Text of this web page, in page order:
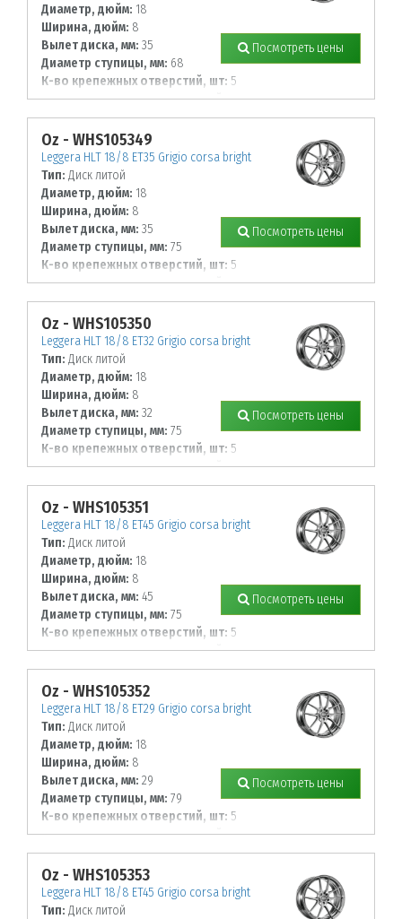
Диаметр, дюйм: 18
Ширина, дюйм: 8
Вылет диска, мм: 35
Диаметр ступицы, мм: 68
К-во крепежных отверстий, шт: 5
Диаметр располож. отверстий, мм:
100
Посмотреть цены
Oz - WHS105349
Leggera HLT 18/8 ET35 Grigio corsa bright
Тип: Диск литой
Диаметр, дюйм: 18
Ширина, дюйм: 8
Вылет диска, мм: 35
Диаметр ступицы, мм: 75
К-во крепежных отверстий, шт: 5
Диаметр располож. отверстий, мм:
112
Посмотреть цены
Oz - WHS105350
Leggera HLT 18/8 ET32 Grigio corsa bright
Тип: Диск литой
Диаметр, дюйм: 18
Ширина, дюйм: 8
Вылет диска, мм: 32
Диаметр ступицы, мм: 75
К-во крепежных отверстий, шт: 5
Диаметр располож. отверстий, мм:
114,3
Посмотреть цены
Oz - WHS105351
Leggera HLT 18/8 ET45 Grigio corsa bright
Тип: Диск литой
Диаметр, дюйм: 18
Ширина, дюйм: 8
Вылет диска, мм: 45
Диаметр ступицы, мм: 75
К-во крепежных отверстий, шт: 5
Диаметр располож. отверстий, мм:
114,3
Посмотреть цены
Oz - WHS105352
Leggera HLT 18/8 ET29 Grigio corsa bright
Тип: Диск литой
Диаметр, дюйм: 18
Ширина, дюйм: 8
Вылет диска, мм: 29
Диаметр ступицы, мм: 79
К-во крепежных отверстий, шт: 5
Диаметр располож. отверстий, мм:
120
Посмотреть цены
Oz - WHS105353
Leggera HLT 18/8 ET45 Grigio corsa bright
Тип: Диск литой